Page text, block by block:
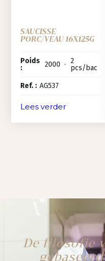
SAUCISSE
PORC/VEAU 16X125G
Poids
:
2000 • 2
pcs/bac
Ref. : AG537
Lees verder
De filosofie